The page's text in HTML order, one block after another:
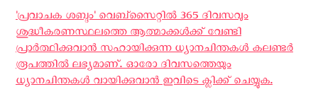
'പ്രവാചക ശബ്ദം' വെബ്സൈറ്റില്‍ 365 ദിവസവും
ശുദ്ധീകരണസ്ഥലത്തെ ആത്മാക്കള്‍ക്ക് വേണ്ടി
പ്രാര്‍ത്ഥിക്കുവാന്‍ സഹായിക്കുന്ന ധ്യാനചിന്തകള്‍ കലണ്ടര്‍
രൂപത്തില്‍ ലഭ്യമാണ്. ഓരോ ദിവസത്തെയും
ധ്യാനചിന്തകള്‍ വായിക്കുവാന്‍ ഇവിടെ ക്ലിക്ക് ചെയ്യുക.